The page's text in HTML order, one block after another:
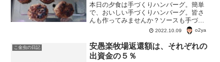
本日の夕食は手づくりハンバーグ。簡単
で、おいしい手づくりハンバーグ。皆さ
んも作ってみませんか？ソースも手づく
りする。市販のハンバーグより、断然お
2022.10.09 o2ya
こ金虫の日記
安愚楽牧場返還額は、それぞれの
出資金の５％